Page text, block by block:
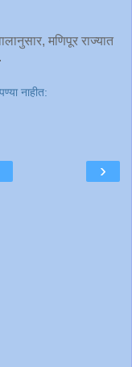
मणिपूर राज्यात
नाहीत:
›